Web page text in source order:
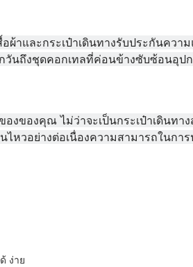
าและกระเป๋าเดินทางรับประกันควา
นถึงชุดคอกเทลที่ค่อนข้างซับซ้อนอุ
ของคุณ ไม่ว่าจะเป็นกระเป๋าเดินทา
วอย่างต่อเนื่องความสามารถในกา
ง่าย